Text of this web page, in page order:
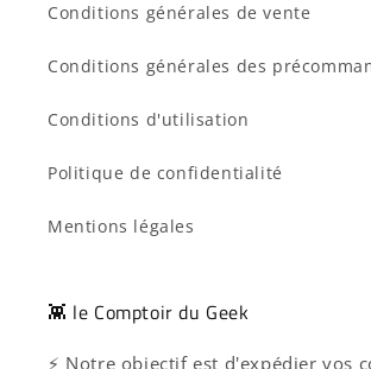
Conditions générales de vente
Conditions générales des
Conditions d'utilisation
Politique de confidentialité
Mentions légales
👾 le Comptoir du Geek
⚡ Notre objectif est d'expédier vos